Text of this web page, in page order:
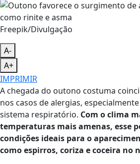
Freepik/Divulgação
A-
A+
IMPRIMIR
A chegada do outono costuma
nos casos de alergias,
sistema respiratório. Com o clima
temperaturas mais amenas, esse
condições ideais para o
como espirros, coriza e coceira no